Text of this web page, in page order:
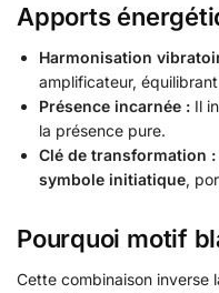
Apports
Harmonisation
amplificateur,
Présence incarnée : Il
la présence pure.
Clé de transformation :
symbole initiatique,
Pourquoi motif
Cette combinaison inverse